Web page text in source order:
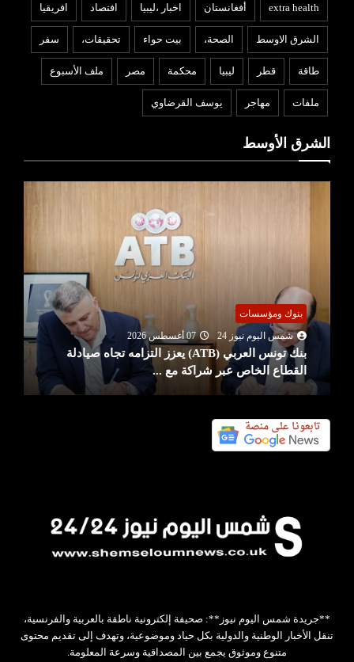
extra health أفغانستان اخبار ،ليبيا افتصاد افريقيا
الشرق الاوسط الصحة، بيت حواء تحقيقات، سفر
طاقة قطر ليبيا محكمة مصر ملف الأسبوع
ملفات مهاجر يوسف القرضاوي
الشرق الأوسط
بنوك ومؤسسات
شمس اليوم نيوز 24
07 أغسطس 2026
بنك تونس العربي (ATB) يعزز التزامه تجاه صيادلة
القطاع الخاص عبر شراكة مع ...
**جريدة شمس اليوم نيوز**: صحيفة إلكترونية ناطقة بالعربية والفرنسية،
تنقل الأخبار الوطنية والدولية بكل حياد وموضوعية، وتهدف إلى تقديم محتوى
متنوع وموثوق يجمع بين المصداقية وسرعة المعلومة.